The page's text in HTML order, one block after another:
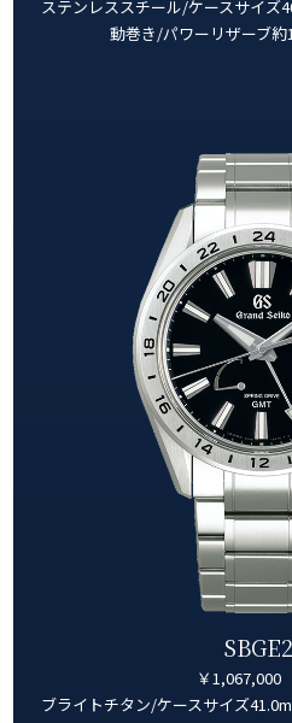
ステンレススチール/ケースサイズ
動巻き/パワーリザーブ
￥1,067,000
ブライトチタン/ケースサイズ